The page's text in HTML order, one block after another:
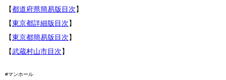
【都道府県簡易版目次】
【東京都詳細版目次】
【東京都簡易版目次】
【武蔵村山市目次】
#マンホール